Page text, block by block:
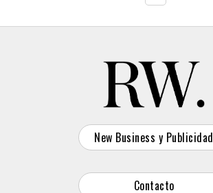
New Business y Publicidad
Contacto